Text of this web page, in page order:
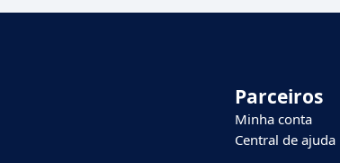
Parceiros
Minha conta
Central de ajuda